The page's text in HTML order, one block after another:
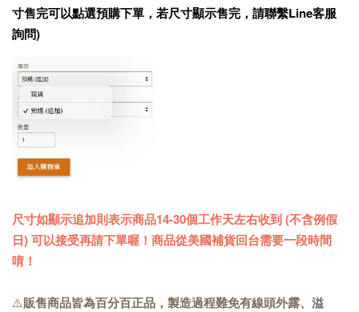
寸售完可以點選預購下單，若尺寸顯示售完，請聯繫Line客服
詢問)
尺寸如顯示追加則表示商品14-30個工作天左右收到 (不含例假
日) 可以接受再請下單喔！商品從美國補貨回台需要一段時間
唷！
⚠️販售商品皆為百分百正品，製造過程難免有線頭外露、溢